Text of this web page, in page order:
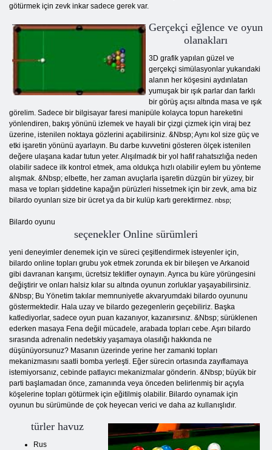
götürmek için zevk inkar sadece gerek var.
Gerçekçi eğlence ve oyun
olanakları
3D grafik yapılan güzel ve
gerçekçi simülasyonlar yukarıdaki
alanın her köşesini aydınlatan
yumuşak bir ışık parlar dan farklı
bir görüş açısı altında masa ve ışık
görelim. Sadece bir bilgisayar faresi manipüle kolayca topun hareketini
yönlendiren, bakış yönünü izlemek ve hayali bir çizgi çizmek için viraj bez
üzerine, istenilen noktaya gözlerini açabilirsiniz. &Nbsp; Aynı kol size güç ve
etki işaretin yönünü ayarlayın. Bu darbe kuvvetini gösteren ölçek istenilen
değere ulaşana kadar tutun yeter. Alışılmadık bir yol hafif rahatsızlığa neden
olabilir sadece ilk kontrol etmek, ama oldukça hızlı olabilir eylem bu yönteme
alışmak. &Nbsp; elbette, her zaman avuçlarla işaretin düzgün bir yüzey, bir
masa ve topları şiddetine kapağın pürüzleri hissetmek için bir zevk, ama biz
bilardo oyunları size bir ücret ya da bir kulüp kartı gerektirmez. nbsp;
Bilardo oyunu
seçenekler Online sürümleri
yeni deneyimler denemek için ve süreci çeşitlendirmek isteyenler için,
bilardo online topları grubu yok etmek zorunda ek bir bileşen ve Arkanoid
gibi davranan karışımı, ücretsiz teklifler oynayın. Ayrıca bu küre yörüngesini
değiştirir ve onları halsiz kılar su altında oyunun zorluklar yaşayabilirsiniz.
&Nbsp; Bu Yönetim takılar memnuniyetle akvaryumdaki bilardo oyununu
göstermektedir. Hala uzay ve bilardo gezegenlerin geçebiliriz. Başka
katlediyorlar, sadece oyun puan kazanıyor, kazanırsınız. &Nbsp; sürüklenen
ederken masaya Fena değil mücadele, arabada topları cebe. Aşırı bilardo
sırasında adrenalin nedetskiy yaşamaya olasılığı hakkında ne
düşünüyorsunuz? Masanın üzerinde yerine her zamanki topları
mekanizmasını saatli bomba yerleşti. Eğer sürecin ortasında zayıflamaya
istemiyorsanız, cebinde patlayıcı mekanizmalar gönderin. &Nbsp; büyük bir
parti başlamadan önce, zamanında veya önceden belirlenmiş bir açıyla
köşelerine topları götürmek için eğitilmiş olabilir. Bilardo oynamak için
oyunun bu sürümünde de çok heyecan verici ve daha az kullanışlıdır.
türler havuz
Rus